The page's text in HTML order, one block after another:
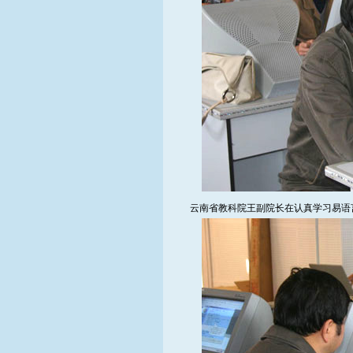
云南省教科院王副院长在认真学习易语